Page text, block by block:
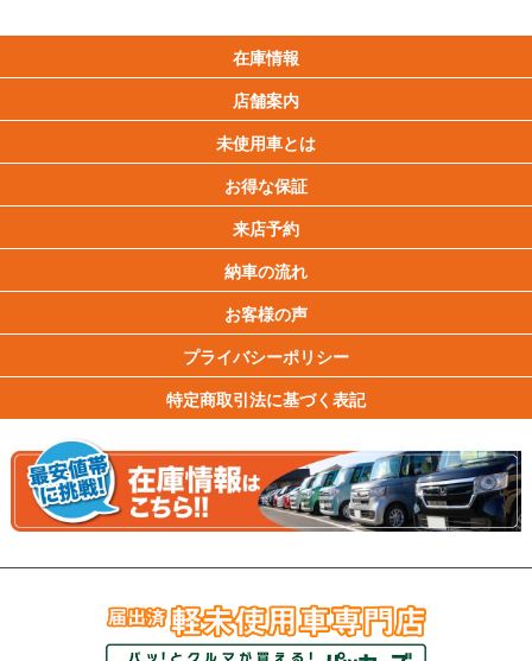
在庫情報
店舗案内
未使用車とは
お得な保証
来店予約
納車の流れ
お客様の声
プライバシーポリシー
特定商取引法に基づく表記